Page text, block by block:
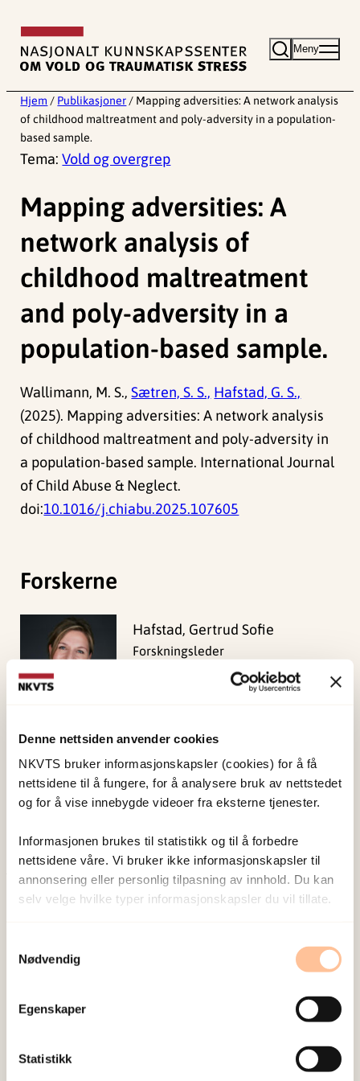
Denne nettsiden anvender cookies
NKVTS bruker informasjonskapsler (cookies) for å få
nettsidene til å fungere, for å analysere bruk av nettstedet
og for å vise innebygde videoer fra eksterne tjenester.
Informasjonen brukes til statistikk og til å forbedre
nettsidene våre. Vi bruker ikke informasjonskapsler til
annonsering eller personlig tilpasning av innhold. Du kan
selv velge hvilke typer informasjonskapsler du vil tillate.
Nødvendig
Egenskaper
Statistikk
innhold
Meny
Hjem / Publikasjoner / Mapping adversities: A network analysis
of childhood maltreatment and poly-adversity in a population-
based sample.
Tema:Vold og overgrep
Mapping adversities: A
network analysis of
childhood maltreatment
and poly-adversity in a
population-based sample.
Wallimann, M. S.,Sætren, S. S., Hafstad, G. S.,
(2025). Mapping adversities: A network analysis
of childhood maltreatment and poly-adversity in
a population-based sample. International Journal
of Child Abuse & Neglect.
doi:10.1016/j.chiabu.2025.107605
Forskerne
Hafstad, Gertrud Sofie
Forskningsleder
Sjur
Doktorgradsstipendiat
Vis profil
Publisert:19. mars 2026
om vold og traumatisk stress. Formålet er å bidra